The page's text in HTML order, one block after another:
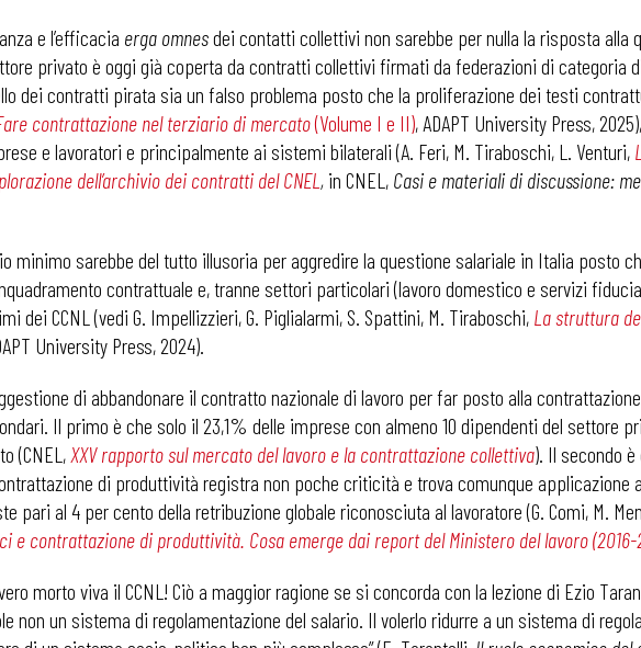
Bollettini ADAPT
Articoli
Eventi
e l’efficacia erga omnesdei contatti collettivi non sarebbe per nulla la risposta alla
privato è oggi già coperta da contratti collettivi firmati da federazioni di categoria di
dei contratti pirata sia un falso problema posto che la proliferazione dei testi
contrattazione nel terziario di mercato(Volume I e II), ADAPT University Press,
e lavoratori e principalmente ai sistemi bilaterali (A. Feri, M. Tiraboschi, L. Venturi,
dell’archivio dei contratti del CNEL, in CNEL, Casi e materiali di discussione:
minimo sarebbe del tutto illusoria per aggredire la questione salariale in Italia posto
contrattuale e, tranne settori particolari (lavoro domestico e servizi
dei CCNL (vedi G. Impellizzieri, G. Piglialarmi, S. Spattini, M. Tiraboschi, La struttura
University Press, 2024).
di abbandonare il contratto nazionale di lavoro per far posto alla
Il primo è che solo il 23,1% delle imprese con almeno 10 dipendenti del settore
(CNEL, XXV rapporto sul mercato del lavoro e la contrattazione collettiva). Il secondo
di produttività registra non poche criticità e trova comunque applicazione
pari al 4 per cento della retribuzione globale riconosciuta al lavoratore (G. Comi, M.
e contrattazione di produttività. Cosa emerge dai report del Ministero del lavoro (2016-
morto viva il CCNL! Ciò a maggior ragione se si concorda con la lezione di Ezio
non un sistema di regolamentazione del salario. Il volerlo ridurre a un sistema di